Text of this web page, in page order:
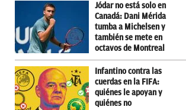
Jódar no está solo en
Canadá: Dani Mérida
tumba a Michelsen y
también se mete en
octavos de Montreal
Infantino contra las
cuerdas en la FIFA:
quiénes le apoyan y
quiénes no